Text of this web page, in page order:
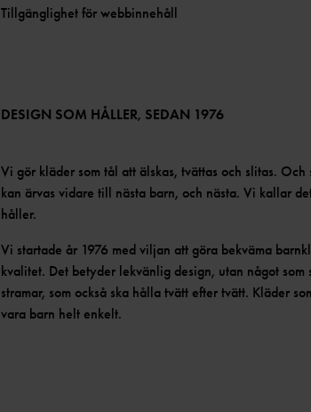
Tillgänglighet för webbinnehåll
DESIGN SOM HÅLLER, SEDAN 1976
Vi gör kläder som tål att älskas, tvättas och slitas. Och
kan ärvas vidare till nästa barn, och nästa. Vi kallar
håller.
Vi startade år 1976 med viljan att göra bekväma
kvalitet. Det betyder lekvänlig design, utan något som
stramar, som också ska hålla tvätt efter tvätt. Kläder
vara barn helt enkelt.